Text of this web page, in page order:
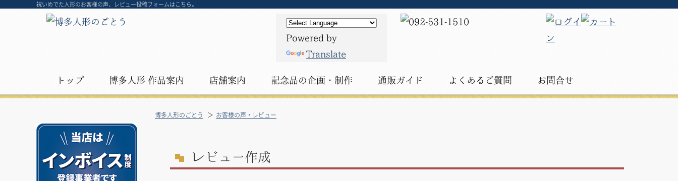
祝いめでた人形のお客様の声、レビュー投稿フォームはこちら。
Powered by
Translate
トップ 博多人形 作品案内 店舗案内 記念品の企画・制作 通販ガイド よくあるご質問 お問合せ
博多人形のごとう お客様の声・レビュー
レ ビュー作成